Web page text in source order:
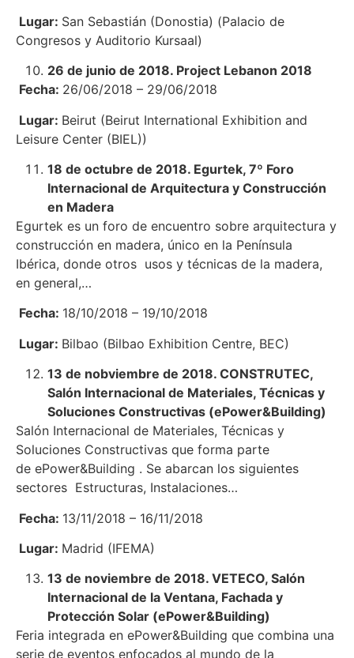
Lugar: San Sebastián (Donostia) (Palacio de
Congresos y Auditorio Kursaal)
26 de junio de 2018. Project Lebanon 2018
Fecha: 26/06/2018 – 29/06/2018
Lugar: Beirut (Beirut International Exhibition and
Leisure Center (BIEL))
18 de octubre de 2018. Egurtek, 7º Foro
Internacional de Arquitectura y Construcción
en Madera
Egurtek es un foro de encuentro sobre arquitectura y
construcción en madera, único en la Península
Ibérica, donde otros usos y técnicas de la madera,
en general,…
Fecha: 18/10/2018 – 19/10/2018
Lugar: Bilbao (Bilbao Exhibition Centre, BEC)
13 de nobviembre de 2018. CONSTRUTEC,
Salón Internacional de Materiales, Técnicas y
Soluciones Constructivas (ePower&Building)
Salón Internacional de Materiales, Técnicas y
Soluciones Constructivas que forma parte
de ePower&Building . Se abarcan los siguientes
sectores Estructuras, Instalaciones…
Fecha: 13/11/2018 – 16/11/2018
Lugar: Madrid (IFEMA)
13 de noviembre de 2018. VETECO, Salón
Internacional de la Ventana, Fachada y
Protección Solar (ePower&Building)
Feria integrada en ePower&Building que combina una
serie de eventos enfocados al mundo de la